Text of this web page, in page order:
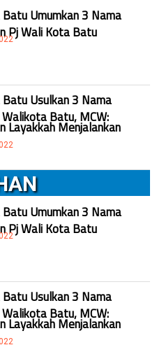
Umumkan 3 Nama
Pj Wali Kota Batu
Usulkan 3 Nama
Walikota Batu, MCW:
Layakkah Menjalankan
Umumkan 3 Nama
Pj Wali Kota Batu
Usulkan 3 Nama
Walikota Batu, MCW:
Layakkah Menjalankan